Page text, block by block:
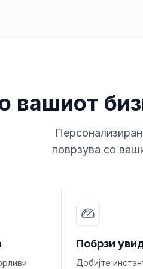
вашиот
поврзува со
Побрзи
Добијте